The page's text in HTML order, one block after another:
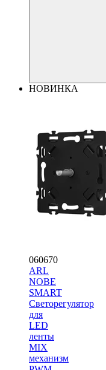
НОВИНКА
060670
ARL
NOBE
SMART
Светорегулятор
для
LED
ленты
MIX
механизм